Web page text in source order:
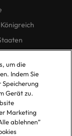
um die
Indem Sie
Speicherung
Gerät zu.
Marketing
ablehnen”